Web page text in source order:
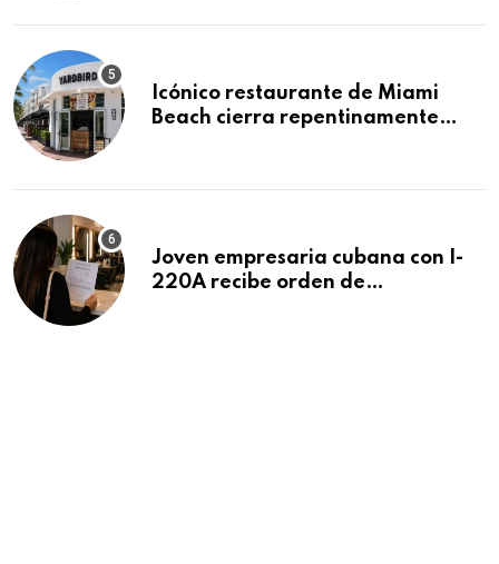
Icónico restaurante de Miami
Beach cierra repentinamente
Joven empresaria cubana con I-
220A recibe orden de